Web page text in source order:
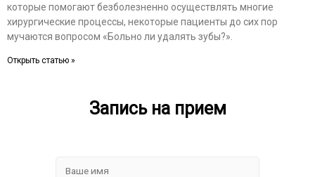
которые помогают безболезненно осуществлять многие
хирургические процессы, некоторые пациенты до сих пор
мучаются вопросом «Больно ли удалять зубы?».
Открыть статью »
Запись на прием